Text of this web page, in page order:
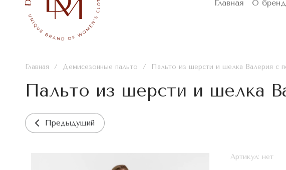
Главная О
Главная / Демисезонные пальто / Пальто из шерсти и шелка Валерия с
Пальто из шерсти и шелка
Предыдущий
Артикул: нет